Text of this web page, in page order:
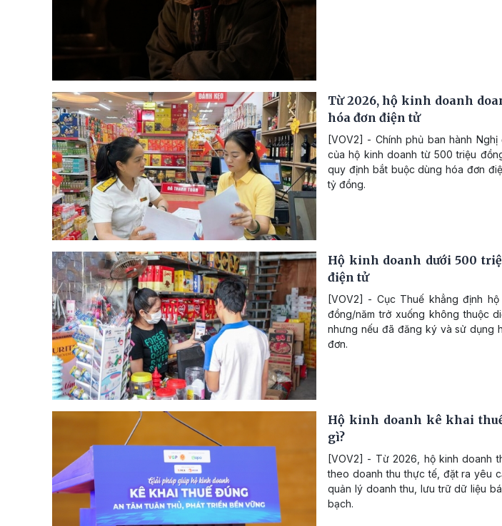
Từ 2026, hộ kinh doanh
hóa đơn điện tử
[VOV2] - Chính phủ ban hành
của hộ kinh doanh từ 500 triệu
quy định bắt buộc dùng hóa đơn
tỷ đồng.
Hộ kinh doanh dưới 500
điện tử
[VOV2] - Cục Thuế khẳng định
đồng/năm trở xuống không thuộc
nhưng nếu đã đăng ký và sử dụng
đơn.
Hộ kinh doanh kê khai
gì?
[VOV2] - Từ 2026, hộ kinh doanh
theo doanh thu thực tế, đặt ra yêu
quản lý doanh thu, lưu trữ dữ liệu
bạch.